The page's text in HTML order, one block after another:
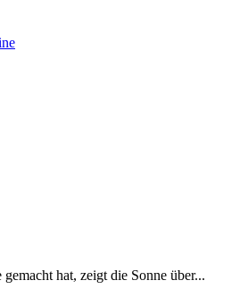
gemacht hat, zeigt die Sonne über...